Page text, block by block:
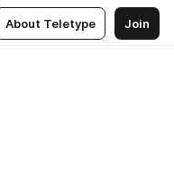
About Teletype Join